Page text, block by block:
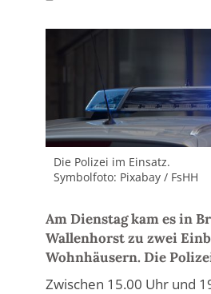
Die Polizei im Einsatz.
Symbolfoto: Pixabay / FsHH
Am Dienstag kam es in
Wallenhorst zu zwei
Wohnhäusern. Die
Zwischen 15.00 Uhr und